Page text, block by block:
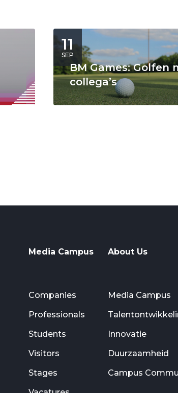
11
SEP
BM Games: Golfen
collega’s
Media Campus
Companies
Professionals
Students
Visitors
Stages
About Us
Media Campus
Innovatie
Duurzaamheid
Campus